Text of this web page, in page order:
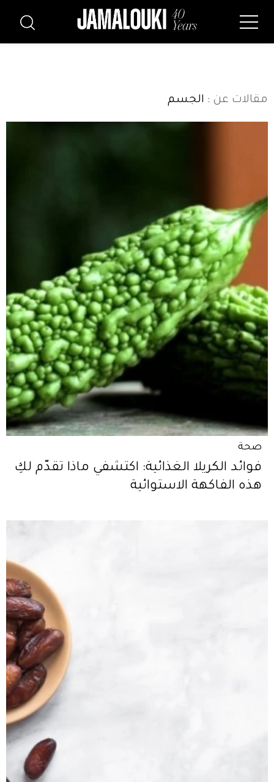
مقالات عن : الجسم
صحة
فوائد الكريلا الغذائية: اكتشفي ماذا تقدّم لكِ
هذه الفاكهة الاستوائية